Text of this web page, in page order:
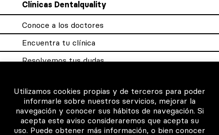
Clínicas Dentalquality
Conoce a los doctores
Encuentra tu clínica
Resolvemos tus dudas
Para los profesionales
Utilizamos cookies propias y de terceros para poder
informarle sobre nuestros servicios, mejorar la
navegación y conocer sus hábitos de navegación. Si
acepta este aviso consideraremos que acepta su
uso. Puede obtener más información, o bien conocer